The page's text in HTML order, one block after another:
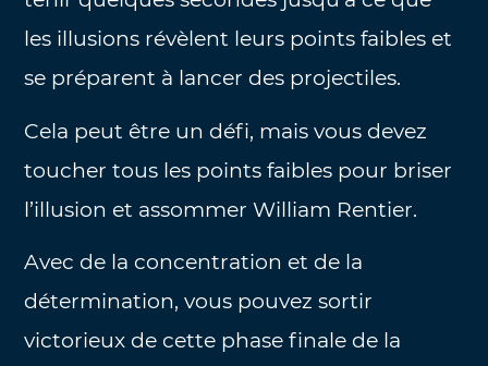
les illusions révèlent leurs points faibles et
se préparent à lancer des projectiles.
Cela peut être un défi, mais vous devez
toucher tous les points faibles pour briser
l’illusion et assommer William Rentier.
Avec de la concentration et de la
détermination, vous pouvez sortir
victorieux de cette phase finale de la